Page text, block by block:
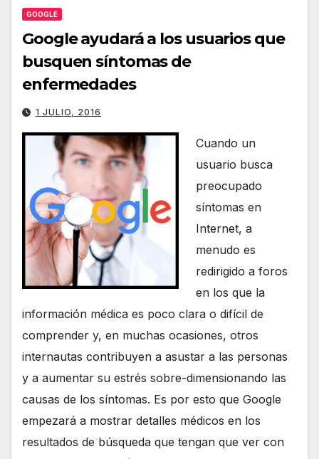
GOOGLE
Google ayudará a los usuarios que
busquen síntomas de
enfermedades
1 JULIO, 2016
Cuando un
usuario busca
preocupado
síntomas en
Internet, a
menudo es
redirigido a foros
en los que la
información médica es poco clara o difícil de
comprender y, en muchas ocasiones, otros
internautas contribuyen a asustar a las personas
y a aumentar su estrés sobre-dimensionando las
causas de los síntomas. Es por esto que Google
empezará a mostrar detalles médicos en los
resultados de búsqueda que tengan que ver con